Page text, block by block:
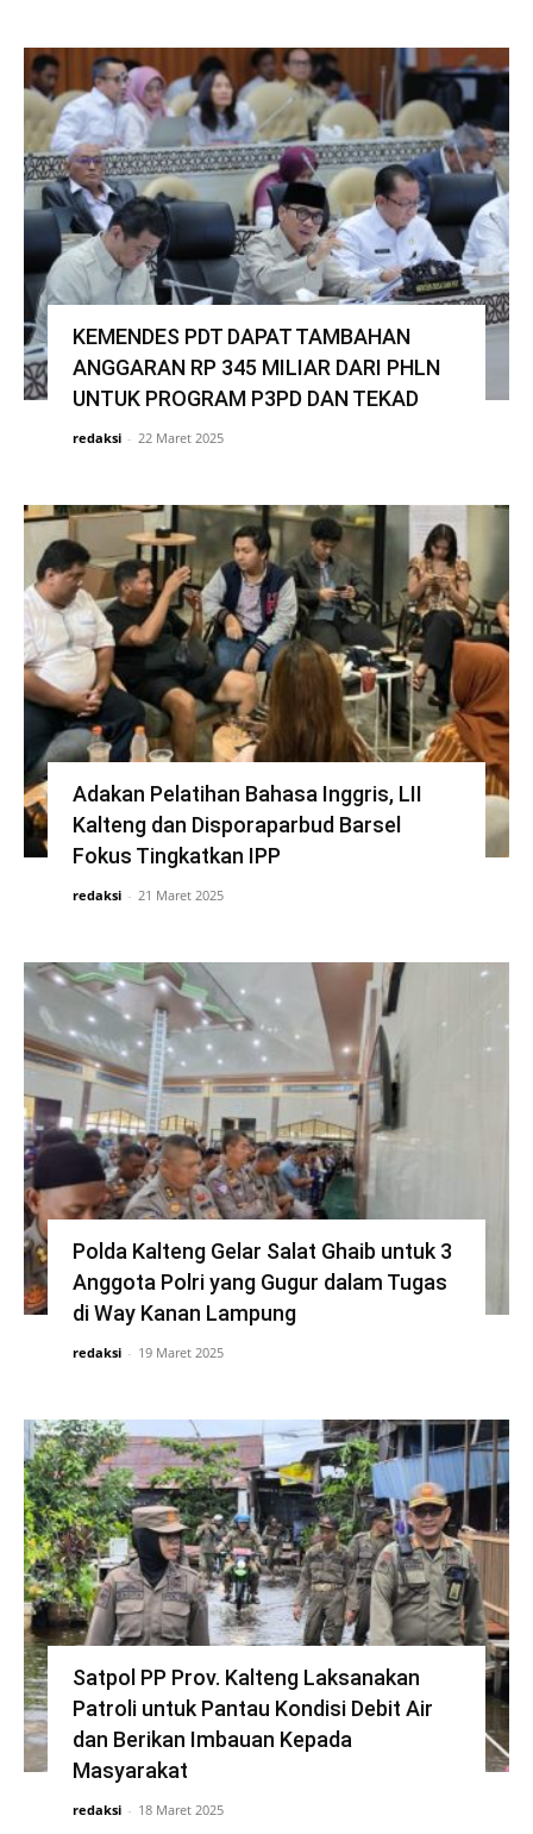
KEMENDES PDT DAPAT TAMBAHAN
ANGGARAN RP 345 MILIAR DARI PHLN
UNTUK PROGRAM P3PD DAN TEKAD
redaksi - 22 Maret 2025
Adakan Pelatihan Bahasa Inggris, LII
Kalteng dan Disporaparbud Barsel
Fokus Tingkatkan IPP
redaksi - 21 Maret 2025
Polda Kalteng Gelar Salat Ghaib untuk 3
Anggota Polri yang Gugur dalam Tugas
di Way Kanan Lampung
redaksi - 19 Maret 2025
Satpol PP Prov. Kalteng Laksanakan
Patroli untuk Pantau Kondisi Debit Air
dan Berikan Imbauan Kepada
Masyarakat
redaksi - 18 Maret 2025